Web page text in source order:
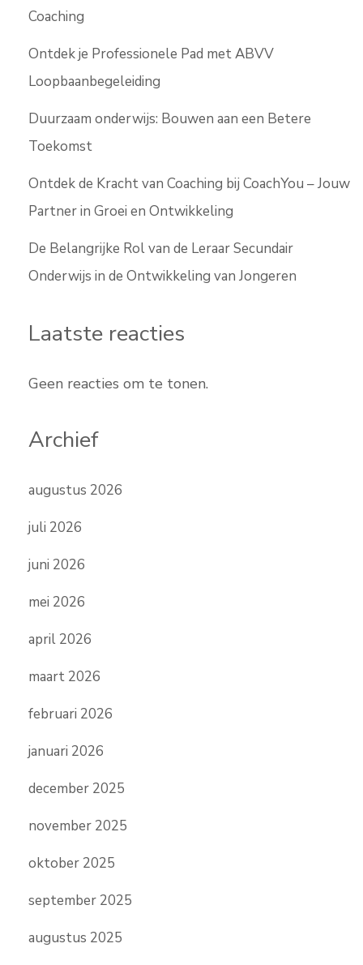
Coaching
Ontdek je Professionele Pad met ABVV
Loopbaanbegeleiding
Duurzaam onderwijs: Bouwen aan een Betere
Toekomst
Ontdek de Kracht van Coaching bij CoachYou – Jouw
Partner in Groei en Ontwikkeling
De Belangrijke Rol van de Leraar Secundair
Onderwijs in de Ontwikkeling van Jongeren
Laatste reacties
Geen reacties om te tonen.
Archief
augustus 2026
juli 2026
juni 2026
mei 2026
april 2026
maart 2026
februari 2026
januari 2026
december 2025
november 2025
oktober 2025
september 2025
augustus 2025